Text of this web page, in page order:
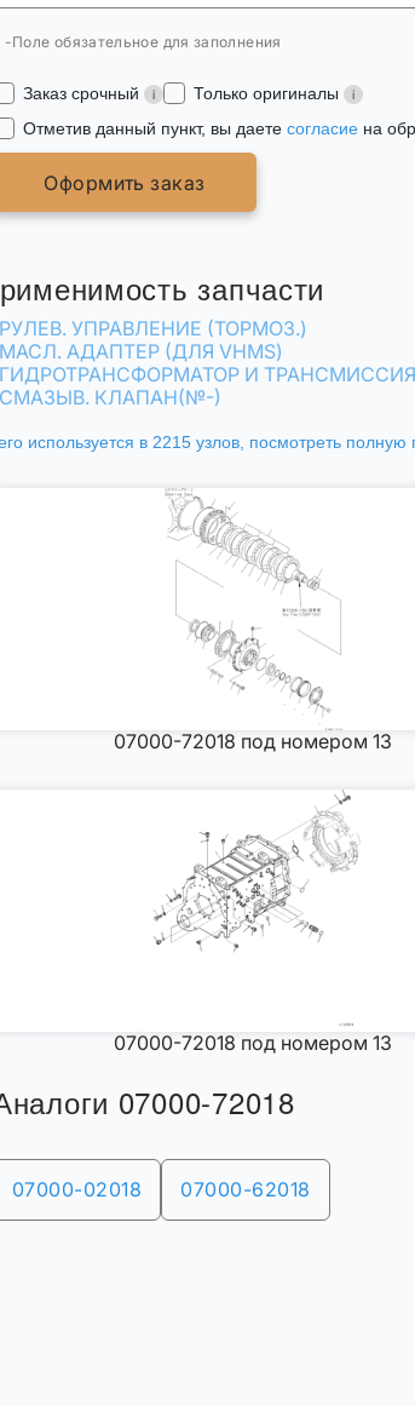
-Поле обязательное для заполнения
Заказ срочный
Только оригиналы
Отметив данный пункт, вы даете согласие на
Оформить заказ
запчасти
РУЛЕВ. УПРАВЛЕНИЕ (ТОРМОЗ.)
МАСЛ. АДАПТЕР (ДЛЯ VHMS)
ГИДРОТРАНСФОРМАТОР И
СМАЗЫВ. КЛАПАН(№-)
используется в 2215 узлов, посмотреть полную
07000-72018 под номером 13
07000-72018 под номером 13
07000-72018
07000-02018 07000-62018